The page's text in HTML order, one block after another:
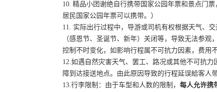
10. 精品小团谢绝自行携带国家公园年票和景点门
居民国家公园年票可以携带。）
11. 实际出行过程中，导游或司机有权根据天气、
（感恩节、圣诞节、新年）关闭等，导致无法参
控制不时变化，如影响行程属不可抗力因素，费用
12.如遇自然灾害天气、罢工、路况或其他不可抗
障到达接送地点。由此原因导致的行程延误給客
13.行李限制：由于车型和人数的限制， 每人允许携